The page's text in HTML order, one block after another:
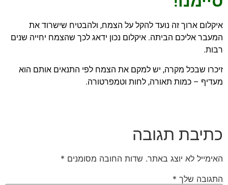
איקלום ארוך זה נועד להקל על הצמח, ולהבטיח שישרוד את
המעבר אליכם הביתה. איקלום נכון ידאג לכך שהצמח יחייה שנים
רבות.
זיכרו שבכל מקרה, יש למקם את הצמח לפי התנאים אותם הוא
מעדיף – כמות תאורה, לחות וטמפרטורה.
כתיבת תגובה
האימייל לא יוצג באתר. שדות החובה מסומנים *
התגובה שלך *